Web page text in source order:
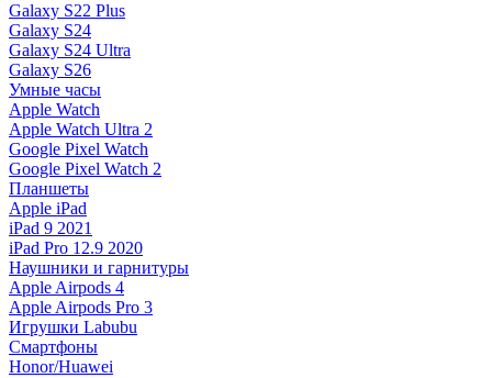
Galaxy S22 Plus
Galaxy S24
Galaxy S24 Ultra
Galaxy S26
Умные часы
Apple Watch
Apple Watch Ultra 2
Google Pixel Watch
Google Pixel Watch 2
Планшеты
Apple iPad
iPad 9 2021
iPad Pro 12.9 2020
Наушники и гарнитуры
Apple Airpods 4
Apple Airpods Pro 3
Игрушки Labubu
Смартфоны
Honor/Huawei